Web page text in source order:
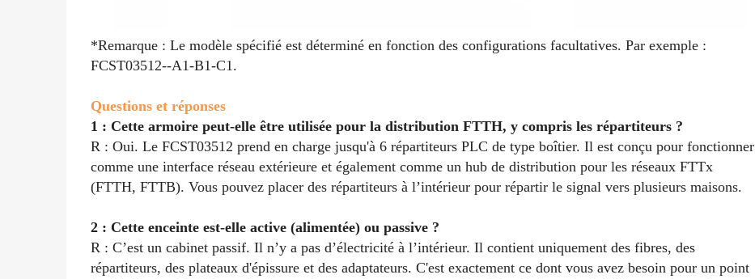
*Remarque : Le modèle spécifié est déterminé en fonction des configurations facultatives. Par exemple :
FCST03512--A1-B1-C1.
Questions et réponses
1 : Cette armoire peut-elle être utilisée pour la distribution FTTH, y compris les répartiteurs ?
R : Oui. Le FCST03512 prend en charge jusqu'à 6 répartiteurs PLC de type boîtier. Il est conçu pour fonctionner
comme une interface réseau extérieure et également comme un hub de distribution pour les réseaux FTTx
(FTTH, FTTB). Vous pouvez placer des répartiteurs à l’intérieur pour répartir le signal vers plusieurs maisons.
2 : Cette enceinte est-elle active (alimentée) ou passive ?
R : C’est un cabinet passif. Il n’y a pas d’électricité à l’intérieur. Il contient uniquement des fibres, des
répartiteurs, des plateaux d'épissure et des adaptateurs. C'est exactement ce dont vous avez besoin pour un point